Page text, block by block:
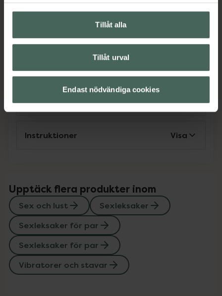
Tillåt alla
Tillåt urval
Endast nödvändiga cookies
EAN:04061504078533
Sex och lustSexleksaker
Sexleksaker för parSexleksaker för par
Innehåll Visa
Instruktioner Visa
Upptäck flera produkter inom
Sex och lust
Sexleksaker
Sexleksaker för par
Sexleksaker för par
Vibratorer och stavar